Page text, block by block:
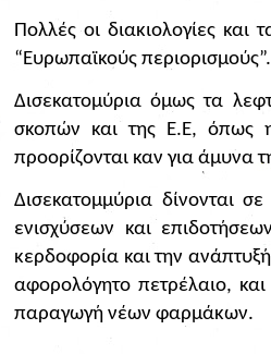
Πολλές οι διακιολογίες και
“Ευρωπαϊκούς περιορισμούς”.
Δισεκατομύρια όμως τα
σκοπών και της Ε.Ε, όπως
προορίζονται καν για άμυνα
Δισεκατομμύρια δίνονται
ενισχύσεων και
κερδοφορία και την
αφορολόγητο πετρέλαιο,
παραγωγή νέων φαρμάκων.